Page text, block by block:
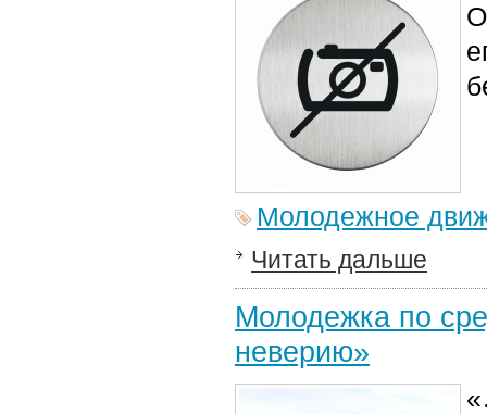
Молодежное
Читать дальше
Молодежка по
неверию»